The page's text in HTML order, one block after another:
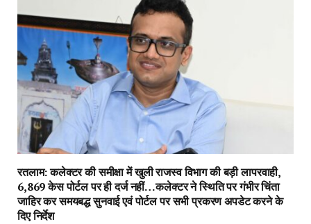
रतलाम: कलेक्टर की समीक्षा में खुली राजस्व विभाग की बड़ी लापरवाही,
6,869 केस पोर्टल पर ही दर्ज नहीं…कलेक्टर ने स्थिति पर गंभीर चिंता
जाहिर कर समयबद्ध सुनवाई एवं पोर्टल पर सभी प्रकरण अपडेट करने के
दिए निर्देश